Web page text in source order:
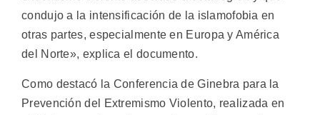
condujo a la intensificación de la islamofobia en
otras partes, especialmente en Europa y América
del Norte», explica el documento.
Como destacó la Conferencia de Ginebra para la
Prevención del Extremismo Violento, realizada en